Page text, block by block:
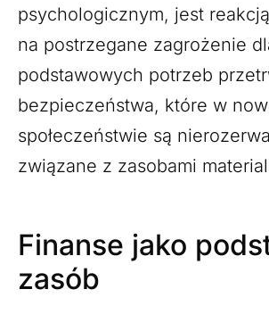
psychologicznym, jest
na postrzegane zagrożenie
podstawowych potrzeb
bezpieczeństwa, które w
społeczeństwie są
związane z zasobami
Finanse jako
zasób